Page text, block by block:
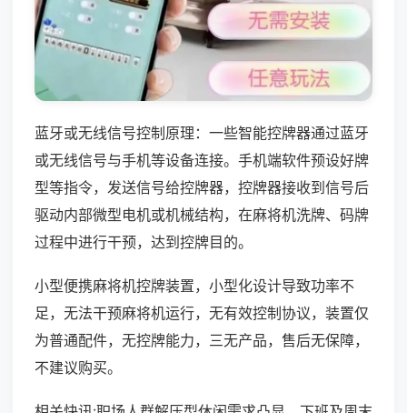
蓝牙或无线信号控制原理：一些智能控牌器通过蓝牙
或无线信号与手机等设备连接。手机端软件预设好牌
型等指令，发送信号给控牌器，控牌器接收到信号后
驱动内部微型电机或机械结构，在麻将机洗牌、码牌
过程中进行干预，达到控牌目的。
小型便携麻将机控牌装置，小型化设计导致功率不
足，无法干预麻将机运行，无有效控制协议，装置仅
为普通配件，无控牌能力，三无产品，售后无保障，
不建议购买。